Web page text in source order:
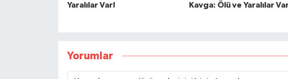
Yaralılar Var!
Kavga: Ölü ve Yaralılar
Yorumlar